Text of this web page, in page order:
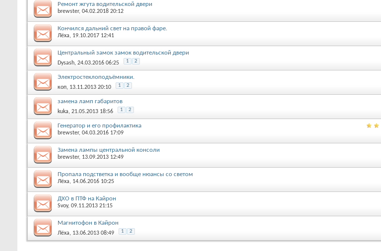
Ремонт жгута водительской двери
brewster, 04.02.2018 20:12
Кончился дальний свет на правой фаре.
Лёха, 19.10.2017 12:41
Центральный замок замок водительской двери
Dysash, 24.03.2016 06:25 1 2
Электростеклоподъёмники.
коп, 13.11.2013 20:10 1 2
замена ламп габаритов
kuka, 21.05.2013 18:56 1 2
Генератор и его профилактика
brewster, 04.03.2016 17:09
Замена лампы центральной консоли
brewster, 13.09.2013 12:49
Пропала подстветка и вообще нюансы со светом
Лёха, 14.06.2016 10:25
ДХО в ПТФ на Кайрон
Svoy, 09.11.2013 21:15
Магнитофон в Кайрон
Лёха, 13.06.2013 08:49 1 2